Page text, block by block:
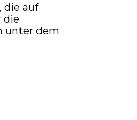
die auf
die
unter dem